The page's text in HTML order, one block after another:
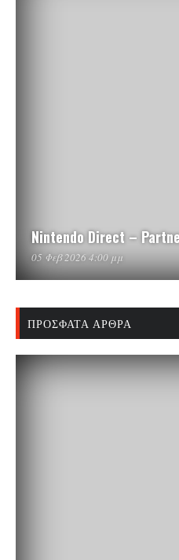
Nintendo Direct –
05 Φεβ 2026 4:00 μμ
ΠΡΌΣΦΑΤΑ ΆΡΘΡΑ